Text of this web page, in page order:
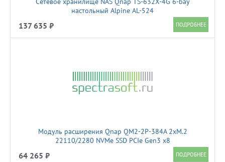
настольный Alpine AL-524
137 635 ₽
Модуль расширения Qnap QM2-2P-384A 2xM.2
22110/2280 NVMe SSD PCIe Gen3 x8
64 265 ₽